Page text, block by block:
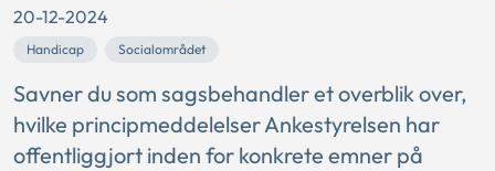
20-12-2024
Handicap Socialområdet
Savner du som sagsbehandler et overblik over,
hvilke principmeddelelser Ankestyrelsen har
offentliggjort inden for konkrete emner på